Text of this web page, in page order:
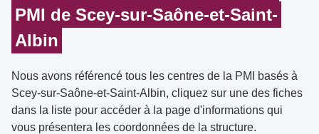
PMI de Scey-sur-Saône-et-Saint-
Albin
Nous avons référencé tous les centres de la PMI basés à
Scey-sur-Saône-et-Saint-Albin, cliquez sur une des fiches
dans la liste pour accéder à la page d'informations qui
vous présentera les coordonnées de la structure.